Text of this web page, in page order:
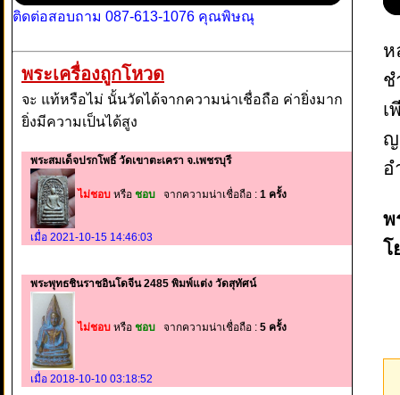
ติดต่อสอบถาม 087-613-1076 คุณพิษณุ
พระเครื่องถูกโหวด
จะ แท้หรือไม่ นั้นวัดได้จากความน่าเชื่อถือ ค่ายิ่งมาก
ยิ่งมีความเป็นได้สูง
พระสมเด็จปรกโพธิ์ วัดเขาตะเครา จ.เพชรบุรี
ไม่ชอบ หรือ ชอบ จากความน่าเชื่อถือ : 1 ครั้ง
เมื่อ 2021-10-15 14:46:03
พระพุทธชินราชอินโดจีน 2485 พิมพ์แต่ง วัดสุทัศน์
ไม่ชอบ หรือ ชอบ จากความน่าเชื่อถือ : 5 ครั้ง
เมื่อ 2018-10-10 03:18:52
ห
ช
เ
ญ
อ
พ
โ